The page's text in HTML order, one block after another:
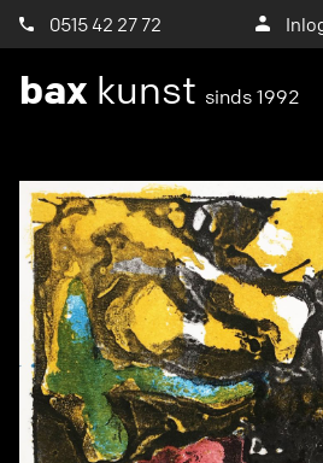
0515 42 27 72
bax kunst sinds 1992